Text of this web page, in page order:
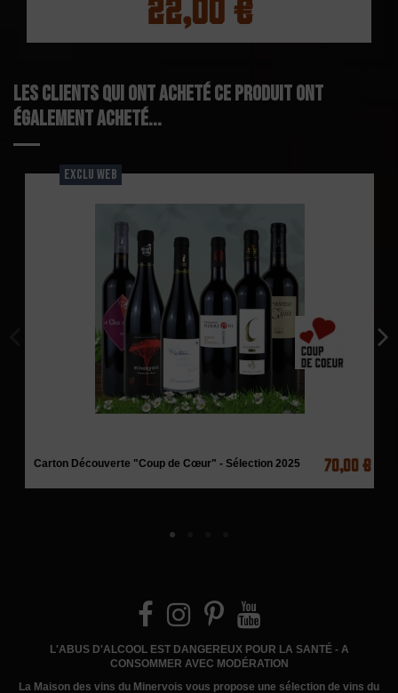
Les clients qui ont acheté ce produit ont
également acheté...
EXCLU WEB
Carton Découverte "Coup de Cœur" - Sélection 2025 70,00 €
L'ABUS D'ALCOOL EST DANGEREUX POUR LA SANTÉ - A
CONSOMMER AVEC MODÉRATION
La Maison des vins du Minervois vous propose une sélection de vins du